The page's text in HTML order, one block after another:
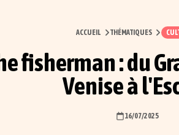
ACCUEIL THÉMATIQUES
fisherman : du
Venise à
16/07/2025